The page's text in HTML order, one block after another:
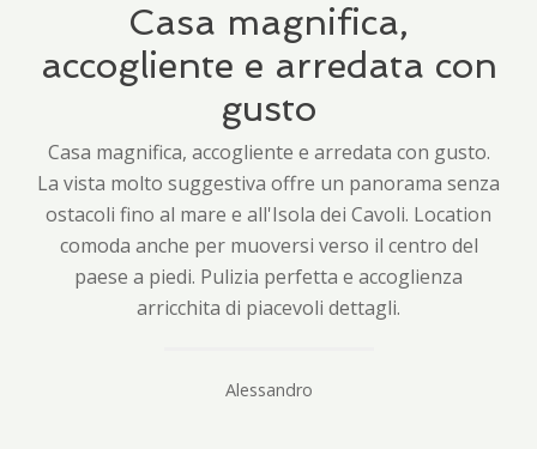
Casa magnifica,
accogliente e arredata con
gusto
Casa magnifica, accogliente e arredata con gusto.
La vista molto suggestiva offre un panorama senza
ostacoli fino al mare e all'Isola dei Cavoli. Location
comoda anche per muoversi verso il centro del
paese a piedi. Pulizia perfetta e accoglienza
arricchita di piacevoli dettagli.
Alessandro